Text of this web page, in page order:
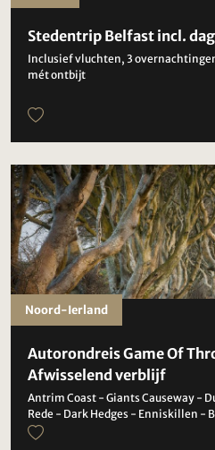
Stedentrip Belfast incl.
Inclusief vluchten, 3
mét ontbijt
Autorondreis Game Of
Afwisselend verblijf
Antrim Coast - Giants Causeway -
Rede - Dark Hedges - Enniskillen -
Noord-Ierland